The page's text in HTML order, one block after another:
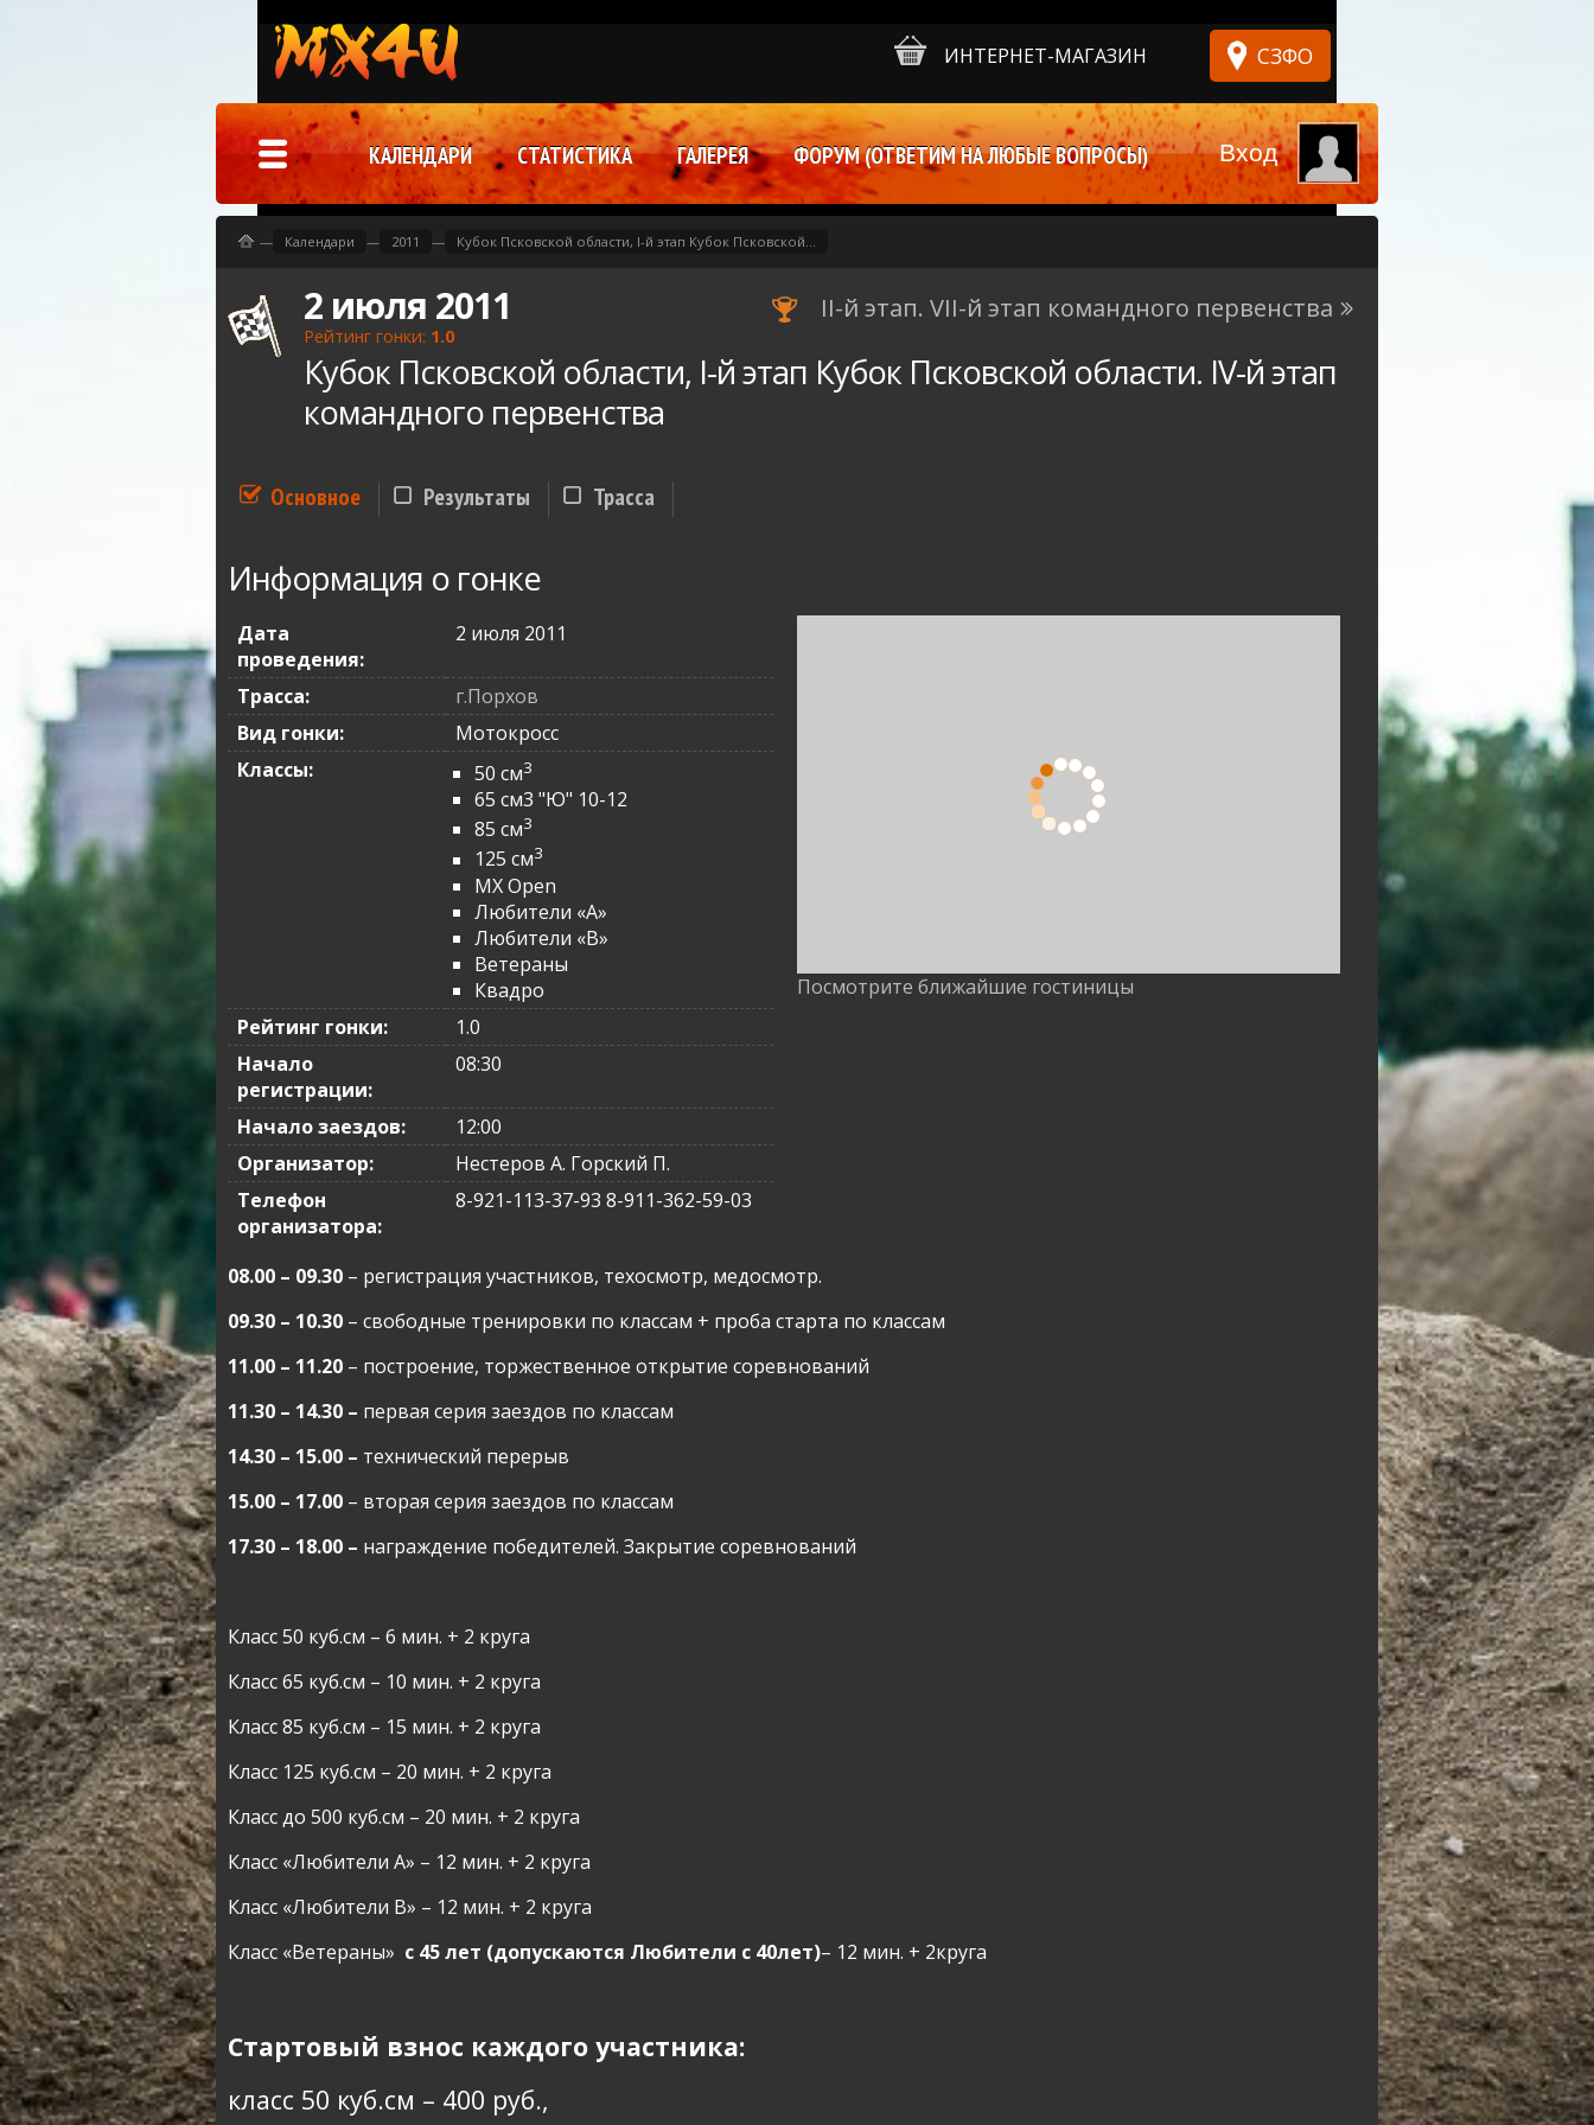
II-й этап. VII-й этап командного первенства
2 июля 2011
Рейтинг гонки: 1.0
Кубок Псковской области, I-й этап Кубок Псковской области. IV-й этап
командного первенства
Основное Результаты Трасса
Информация о гонке
Дата
проведения:
2 июля 2011
Трасса:
г.Порхов
Вид гонки:
Мотокросс
Классы:
50 см3
65 см3 "Ю" 10-12
85 см3
125 см3
MX Open
Любители «A»
Любители «B»
Ветераны
Квадро
Рейтинг гонки:
1.0
Начало
регистрации:
08:30
Начало заездов:
12:00
Организатор:
Нестеров А. Горский П.
Телефон
организатора:
8-921-113-37-93 8-911-362-59-03
Посмотрите ближайшие гостиницы
08.00 – 09.30 – регистрация участников, техосмотр, медосмотр.
09.30 – 10.30 – свободные тренировки по классам + проба старта по классам
11.00 – 11.20 – построение, торжественное открытие соревнований
11.30 – 14.30 – первая серия заездов по классам
14.30 – 15.00 – технический перерыв
15.00 – 17.00 – вторая серия заездов по классам
17.30 – 18.00 – награждение победителей. Закрытие соревнований
Класс 50 куб.см – 6 мин. + 2 круга
Класс 65 куб.см – 10 мин. + 2 круга
Класс 85 куб.см – 15 мин. + 2 круга
Класс 125 куб.см – 20 мин. + 2 круга
Класс до 500 куб.см – 20 мин. + 2 круга
Класс «Любители А» – 12 мин. + 2 круга
Класс «Любители В» – 12 мин. + 2 круга
Класс «Ветераны» с 45 лет (допускаются Любители с 40лет)– 12 мин. + 2круга
Стартовый взнос каждого участника:
класс 50 куб.см – 400 руб.,
— Календари — 2011 — Кубок Псковской области, I-й этап Кубок Псковской...
ИНТЕРНЕТ-МАГАЗИН СЗФО
КАЛЕНДАРИ СТАТИСТИКА ГАЛЕРЕЯ ФОРУМ (ОТВЕТИМ НА ЛЮБЫЕ ВОПРОСЫ) Вход